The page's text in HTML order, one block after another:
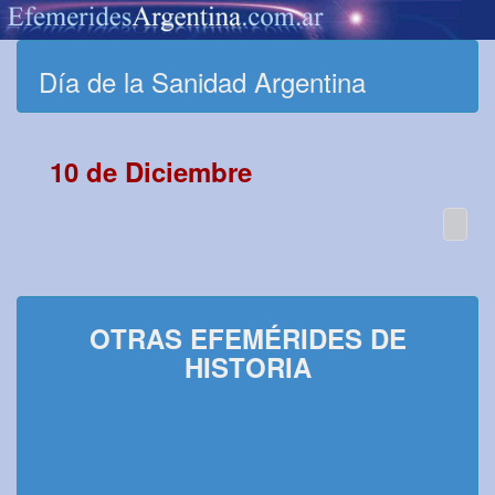
Día de la Sanidad Argentina
10 de Diciembre
OTRAS EFEMÉRIDES DE
HISTORIA